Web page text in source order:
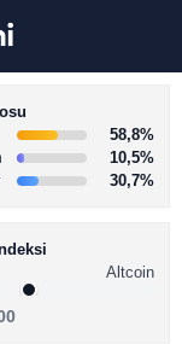
58,8%
10,5%
30,7%
Altcoin